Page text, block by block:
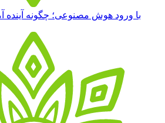
با ورود هوش مصنوعی؛ چگونه